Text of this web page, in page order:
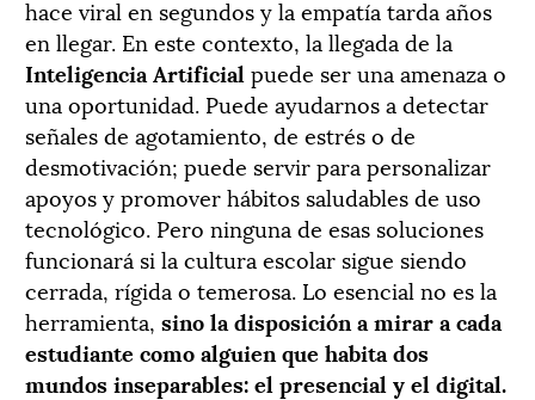
hace viral en segundos y la empatía tarda años
en llegar. En este contexto, la llegada de la
Inteligencia Artificial puede ser una amenaza o
una oportunidad. Puede ayudarnos a detectar
señales de agotamiento, de estrés o de
desmotivación; puede servir para personalizar
apoyos y promover hábitos saludables de uso
tecnológico. Pero ninguna de esas soluciones
funcionará si la cultura escolar sigue siendo
cerrada, rígida o temerosa. Lo esencial no es la
herramienta, sino la disposición a mirar a cada
estudiante como alguien que habita dos
mundos inseparables: el presencial y el digital.